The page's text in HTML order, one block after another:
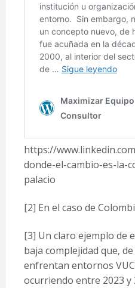
https://
donde-el-cambio-es-la-
palacio
[2] En el caso de
[3] Un claro ejemplo de
baja complejidad que,
enfrentan entornos
ocurriendo entre 2023 y